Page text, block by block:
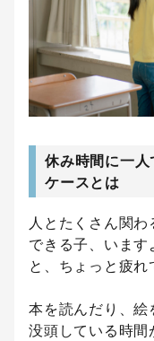
休み時間に一
ケースとは
人とたくさん関
できる子、います
と、ちょっと疲れ
本を読んだり、絵
没頭している時間